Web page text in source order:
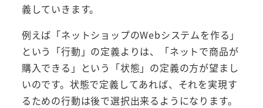
義していきます。
例えば「ネットショップのWebシステムを作る」
という「行動」の定義よりは、「ネットで商品が
購入できる」という「状態」の定義の方が望まし
いのです。状態で定義してあれば、それを実現す
るための行動は後で選択出来るようになります。